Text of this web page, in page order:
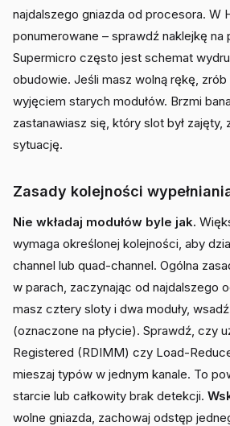
najdalszego gniazda od procesora. W
ponumerowane – sprawdź naklejkę na
Supermicro często jest schemat
obudowie. Jeśli masz wolną rękę,
wyjęciem starych modułów. Brzmi
zastanawiasz się, który slot był zajęty,
sytuację.
Zasady kolejności
Nie wkładaj modułów byle jak.
wymaga określonej kolejności, aby
channel lub quad-channel. Ogólna
w parach, zaczynając od najdalszego
masz cztery sloty i dwa moduły, wsadź
(oznaczone na płycie). Sprawdź, czy
Registered (RDIMM) czy Load-
mieszaj typów w jednym kanale. To
starcie lub całkowity brak detekcji.
wolne gniazda, zachowaj odstęp